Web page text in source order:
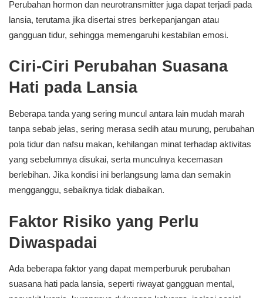
Perubahan hormon dan neurotransmitter juga dapat terjadi pada
lansia, terutama jika disertai stres berkepanjangan atau
gangguan tidur, sehingga memengaruhi kestabilan emosi.
Ciri-Ciri Perubahan Suasana
Hati pada Lansia
Beberapa tanda yang sering muncul antara lain mudah marah
tanpa sebab jelas, sering merasa sedih atau murung, perubahan
pola tidur dan nafsu makan, kehilangan minat terhadap aktivitas
yang sebelumnya disukai, serta munculnya kecemasan
berlebihan. Jika kondisi ini berlangsung lama dan semakin
mengganggu, sebaiknya tidak diabaikan.
Faktor Risiko yang Perlu
Diwaspadai
Ada beberapa faktor yang dapat memperburuk perubahan
suasana hati pada lansia, seperti riwayat gangguan mental,